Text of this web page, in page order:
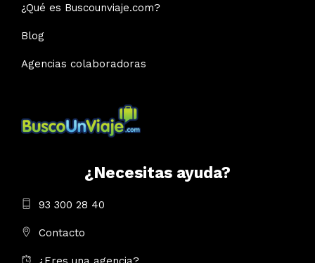
¿Qué es Buscounviaje.com?
Blog
Agencias colaboradoras
¿Necesitas ayuda?
93 300 28 40
Contacto